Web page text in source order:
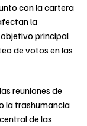
con la cartera
la
principal
de votos en las
reuniones de
la trashumancia
de las